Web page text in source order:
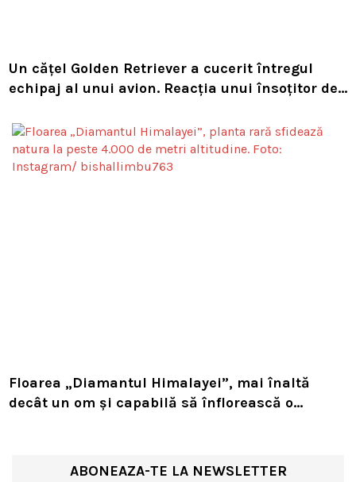
Un cățel Golden Retriever a cucerit întregul
echipaj al unui avion. Reacția unui însoțitor de
Floarea „Diamantul Himalayei”, mai înaltă
decât un om și capabilă să înflorească o
ABONEAZA-TE LA NEWSLETTER